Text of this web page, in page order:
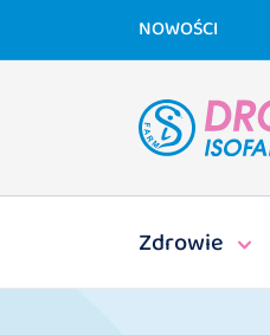
NOWOŚCI
Zdrowie